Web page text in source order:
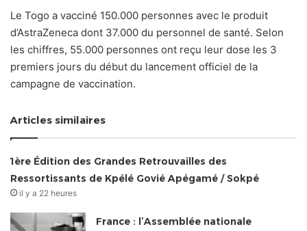
Le Togo a vacciné 150.000 personnes avec le produit
d’AstraZeneca dont 37.000 du personnel de santé. Selon
les chiffres, 55.000 personnes ont reçu leur dose les 3
premiers jours du début du lancement officiel de la
campagne de vaccination.
Articles similaires
1ère Édition des Grandes Retrouvailles des
Ressortissants de Kpélé Govié Apégamé / Sokpé
il y a 22 heures
France : l’Assemblée nationale